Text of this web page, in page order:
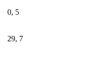
0, 5
29, 7